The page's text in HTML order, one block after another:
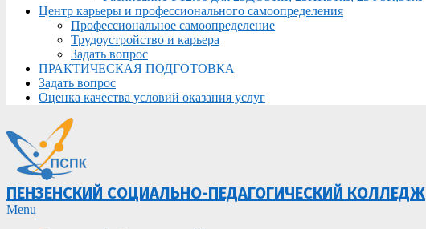
Центр карьеры и профессионального самоопределения
Профессиональное самоопределение
Трудоустройство и карьера
Задать вопрос
ПРАКТИЧЕСКАЯ ПОДГОТОВКА
Задать вопрос
Оценка качества условий оказания услуг
ПЕНЗЕНСКИЙ СОЦИАЛЬНО-ПЕДАГОГИЧЕСКИЙ КОЛЛЕДЖ
Primary
Menu